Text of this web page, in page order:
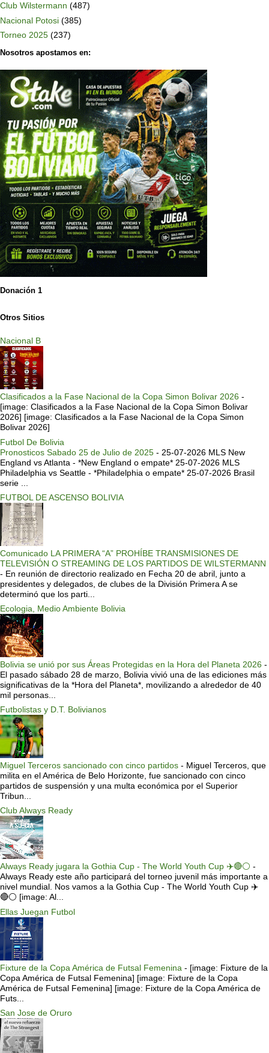
Club Wilstermann (487)
Nacional Potosi (385)
Torneo 2025 (237)
Nosotros apostamos en:
Donación 1
Otros Sitios
Nacional B
Clasificados a la Fase Nacional de la Copa Simon Bolivar 2026 -
[image: Clasificados a la Fase Nacional de la Copa Simon Bolivar
2026] [image: Clasificados a la Fase Nacional de la Copa Simon
Bolivar 2026]
Futbol De Bolivia
Pronosticos Sabado 25 de Julio de 2025 - 25-07-2026 MLS New
England vs Atlanta - *New England o empate* 25-07-2026 MLS
Philadelphia vs Seattle - *Philadelphia o empate* 25-07-2026 Brasil
serie ...
FUTBOL DE ASCENSO BOLIVIA
Comunicado LA PRIMERA “A” PROHÍBE TRANSMISIONES DE
TELEVISIÓN O STREAMING DE LOS PARTIDOS DE WILSTERMANN
- En reunión de directorio realizado en Fecha 20 de abril, junto a
presidentes y delegados, de clubes de la División Primera A se
determinó que los parti...
Ecologia, Medio Ambiente Bolivia
Bolivia se unió por sus Áreas Protegidas en la Hora del Planeta 2026 -
El pasado sábado 28 de marzo, Bolivia vivió una de las ediciones más
significativas de la *Hora del Planeta*, movilizando a alrededor de 40
mil personas...
Futbolistas y D.T. Bolivianos
Miguel Terceros sancionado con cinco partidos - Miguel Terceros, que
milita en el América de Belo Horizonte, fue sancionado con cinco
partidos de suspensión y una multa económica por el Superior
Tribun...
Club Always Ready
Always Ready jugara la Gothia Cup - The World Youth Cup ✈️🔴⚪️ -
Always Ready este año participará del torneo juvenil más importante a
nivel mundial. Nos vamos a la Gothia Cup - The World Youth Cup ✈️
🔴⚪️ [image: Al...
Ellas Juegan Futbol
Fixture de la Copa América de Futsal Femenina - [image: Fixture de la
Copa América de Futsal Femenina] [image: Fixture de la Copa
América de Futsal Femenina] [image: Fixture de la Copa América de
Futs...
San Jose de Oruro